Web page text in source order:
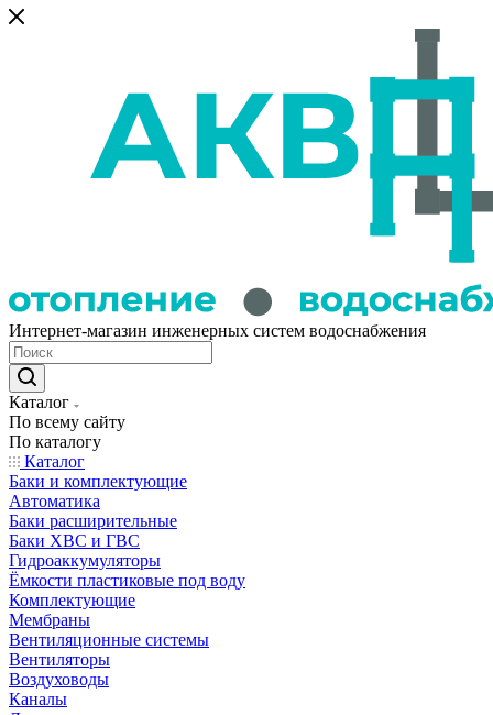
Интернет-магазин инженерных систем водоснабжения
Каталог
По всему сайту
По каталогу
Каталог
Баки и комплектующие
Автоматика
Баки расширительные
Баки ХВС и ГВС
Гидроаккумуляторы
Ёмкости пластиковые под воду
Комплектующие
Мембраны
Вентиляционные системы
Вентиляторы
Воздуховоды
Каналы